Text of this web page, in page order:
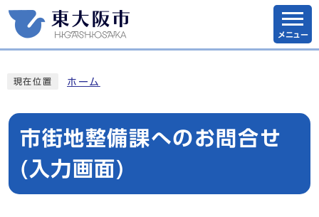
メニュー
現在位置 ホーム
市街地整備課へのお問合せ
(入力画面)